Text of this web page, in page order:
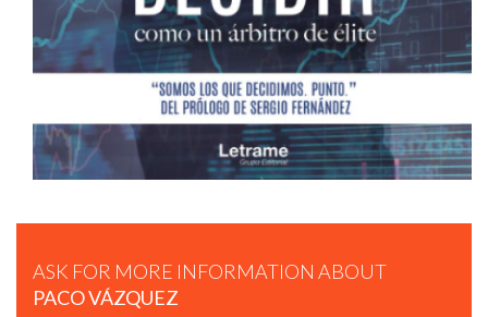
ASK FOR MORE INFORMATION ABOUT
PACO VÁZQUEZ
PACO VÁZQUEZ - ¿QUIÉN ES?
PACO VÁZQUEZ - HORA DE DECIDIR, COMO UN ÁRBITRO